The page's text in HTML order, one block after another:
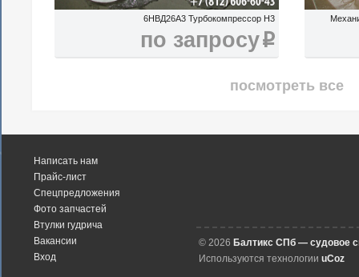
6НВД26А3 Турбокомпрессор H3
по запросу i
посмотреть все
Написать нам
Прайс-лист
Спецпредложения
Фото запчастей
Втулки гудрича
Вакансии
Вход
© 2026 Балтикс СПб — судовое
Используются технологии uCoz